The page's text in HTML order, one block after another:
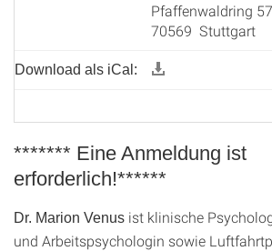
Pfaffenwaldring 57
70569 Stuttgart
Download als iCal:
******* Eine Anmeldung ist
erforderlich!******
Dr. Marion Venus ist klinische
und Arbeitspsychologin sowie